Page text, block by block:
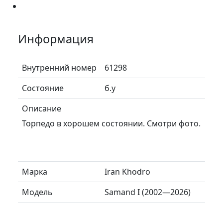
Информация
Внутренний номер
61298
Состояние
б.у
Описание
Торпедо в хорошем состоянии. Смотри фото.
Марка
Iran Khodro
Модель
Samand I (2002—2026)